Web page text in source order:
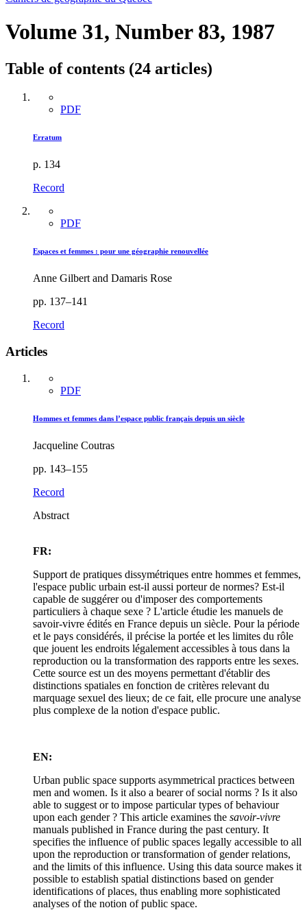
Volume 31, Number 83, 1987
Table of contents (24 articles)
PDF
Erratum
p. 134
Record
PDF
Espaces et femmes : pour une géographie renouvellée
Anne Gilbert and Damaris Rose
pp. 137–141
Record
Articles
PDF
Hommes et femmes dans l’espace public français depuis un siècle
Jacqueline Coutras
pp. 143–155
Record
Abstract
FR:
Support de pratiques dissymétriques entre hommes et femmes,
l'espace public urbain est-il aussi porteur de normes? Est-il
capable de suggérer ou d'imposer des comportements
particuliers à chaque sexe ? L'article étudie les manuels de
savoir-vivre édités en France depuis un siècle. Pour la période
et le pays considérés, il précise la portée et les limites du rôle
que jouent les endroits légalement accessibles à tous dans la
reproduction ou la transformation des rapports entre les sexes.
Cette source est un des moyens permettant d'établir des
distinctions spatiales en fonction de critères relevant du
marquage sexuel des lieux; de ce fait, elle procure une analyse
plus complexe de la notion d'espace public.
EN:
Urban public space supports asymmetrical practices between
men and women. Is it also a bearer of social norms ? Is it also
able to suggest or to impose particular types of behaviour
upon each gender ? This article examines the savoir-vivre
manuals published in France during the past century. It
specifies the influence of public spaces legally accessible to all
upon the reproduction or transformation of gender relations,
and the limits of this influence. Using this data source makes it
possible to establish spatial distinctions based on gender
identifications of places, thus enabling more sophisticated
analyses of the notion of public space.